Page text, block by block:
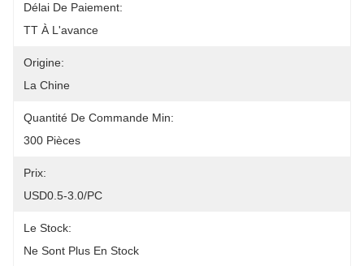
Délai De Paiement:
TT À L'avance
Origine:
La Chine
Quantité De Commande Min:
300 Pièces
Prix:
USD0.5-3.0/PC
Le Stock:
Ne Sont Plus En Stock